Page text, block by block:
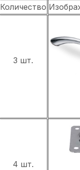
Количество
3 шт.
4 шт.